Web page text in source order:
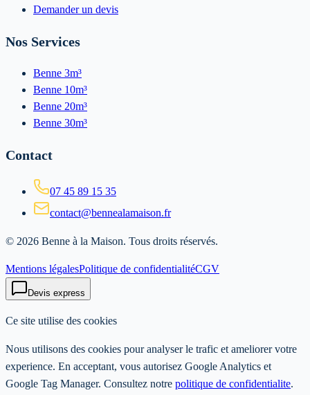
Demander un devis
Nos Services
Benne 3m³
Benne 10m³
Benne 20m³
Benne 30m³
Contact
07 45 89 15 35
contact@bennealamaison.fr
© 2026 Benne à la Maison. Tous droits réservés.
Mentions légalesPolitique de confidentialitéCGV
Devis express
Ce site utilise des cookies
Nous utilisons des cookies pour analyser le trafic et ameliorer votre
experience. En acceptant, vous autorisez Google Analytics et
Google Tag Manager. Consultez notre politique de confidentialite.